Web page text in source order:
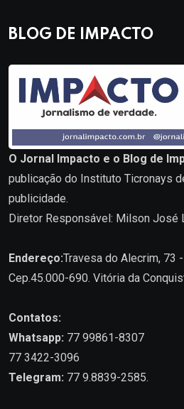
BLOG DE IMPACTO
O Jornal Impacto e o Blog de
publicação do Instituto Ticronays
publicidade.
Diretor Responsável: Milson José
Endereço:Travesa do Alecrim, 73
Cep.45.000-690. Vitória da
Contatos:
Whatsapp: 77 99861-8307
77 3422-3096
Telegram: 77 9.8839-2585.